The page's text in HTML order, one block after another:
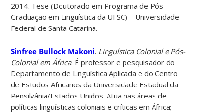
2014. Tese (Doutorado em Programa de Pós-
Graduação em Lingüística da UFSC) – Universidade
Federal de Santa Catarina.
Sinfree Bullock Makoni. Linguística Colonial e Pós-
Colonial em África. É professor e pesquisador do
Departamento de Linguística Aplicada e do Centro
de Estudos Africanos da Universidade Estadual da
Pensilvânia/Estados Unidos. Atua nas áreas de
políticas linguísticas coloniais e críticas em África;